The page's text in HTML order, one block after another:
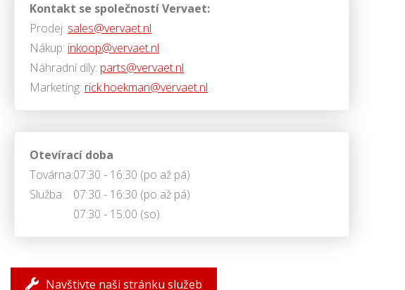
Kontakt se společností Vervaet:
Prodej: sales@vervaet.nl
Nákup: inkoop@vervaet.nl
Náhradní díly: parts@vervaet.nl
Marketing: rick.hoekman@vervaet.nl
Otevírací doba
Továrna:07:30 - 16:30 (po až pá)
Služba:
07:30 - 16:30 (po až pá)
07:30 - 15:00 (so)
Navštivte naši stránku služeb